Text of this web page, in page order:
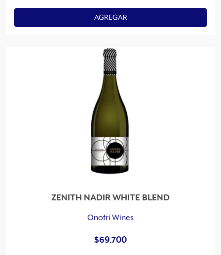
AGREGAR
ZENITH NADIR WHITE BLEND
Onofri Wines
$69.700